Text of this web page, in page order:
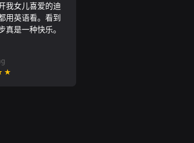
我女儿喜爱的迪
用英语看。看到
真是一种快乐。